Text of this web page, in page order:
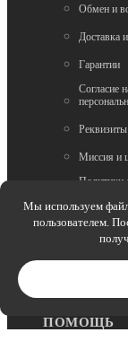
Обмен и
Доставка
Гарантии
Согласие
Реквизиты
Миссия и
Политики
Вопрос-
ПОМОЩЬ
Мы используем
пользователем.